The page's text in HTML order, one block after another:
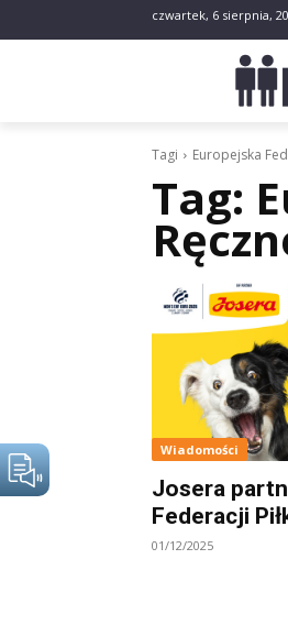
czwartek, 6 sierpnia,
Tagi Europejska
Tag:
Wiadomości
Josera
Federacji
01/12/2025